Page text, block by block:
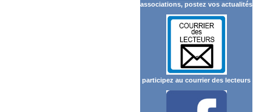
associations, postez vos actualités
participez au courrier des lecteurs